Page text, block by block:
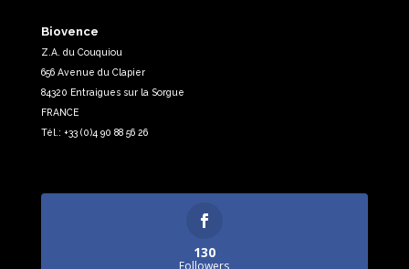
Biovence
Z.A. du Couquiou
656 Avenue du Clapier
84320 Entraigues sur la Sorgue
FRANCE
Tél.: +33 (0)4 90 88 56 26
130
Followers